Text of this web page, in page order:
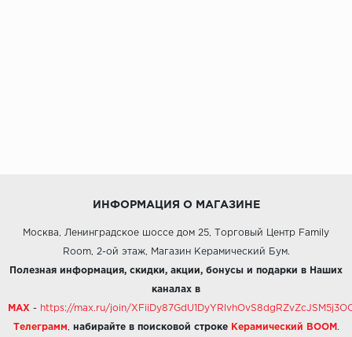
ИНФОРМАЦИЯ О МАГАЗИНЕ
Москва, Ленинградское шоссе дом 25, Торговый Центр Family
Room, 2-ой этаж, Магазин Керамический Бум.
Полезная информация, скидки, акции, бонусы и подарки в Наших
каналах в
MAX - https://max.ru/join/
Телеграмм набирайте в поисковой строке Керамический BOOM .